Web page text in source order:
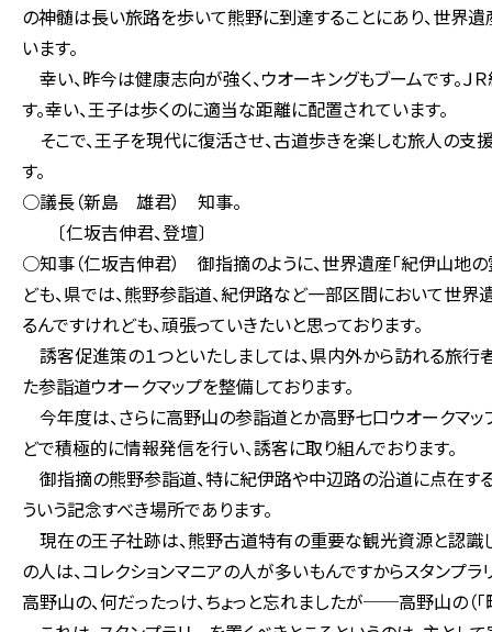
の神髄は長い旅路を歩いて熊野に到達することにあり、世界
います。
幸い、昨今は健康志向が強く、ウオーキングもブームです。
す。幸い、王子は歩くのに適当な距離に配置されています。
そこで、王子を現代に復活させ、古道歩きを楽しむ旅人の支
す。
○議長（新島 雄君） 知事。
〔仁坂吉伸君、登壇〕
○知事（仁坂吉伸君） 御指摘のように、世界遺産「紀伊山地
ども、県では、熊野参詣道、紀伊路など一部区間において世界
るんですけれども、頑張っていきたいと思っております。
誘客促進策の１つといたしましては、県内外から訪れる旅行
た参詣道ウオークマップを整備しております。
今年度は、さらに高野山の参詣道とか高野七口ウオークマッ
どで積極的に情報発信を行い、誘客に取り組んでおります。
御指摘の熊野参詣道、特に紀伊路や中辺路の沿道に点在す
ういう記念すべき場所であります。
現在の王子社跡は、熊野古道特有の重要な観光資源と認識
の人は、コレクションマニアの人が多いもんですからスタンプ
高野山の、何だったっけ、ちょっと忘れましたが──高野山の（